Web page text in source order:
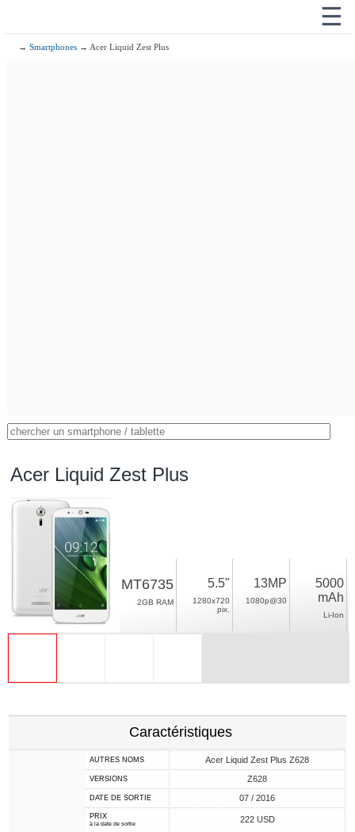
☰
→Smartphones → Acer Liquid Zest Plus
Acer Liquid Zest Plus
MT6735
2GB RAM
5.5"
1280x720
pix.
13MP
1080p@30
5000
mAh
Li-Ion
Caractéristiques
AUTRES NOMS Acer Liquid Zest Plus Z628
VERSIONS Z628
DATE DE SORTIE 07 / 2016
PRIX
à la date de sortie 222 USD